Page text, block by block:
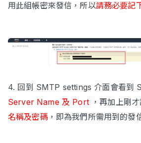
用此組帳密來發信，所以請務必要記
4. 回到 SMTP settings 介面會看到
Server Name 及 Port，再加上剛才
名稱及密碼，即為我們所需用到的發